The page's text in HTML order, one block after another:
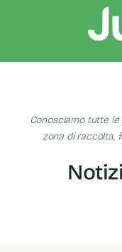
Conosciamo tutte
zona di raccolta,